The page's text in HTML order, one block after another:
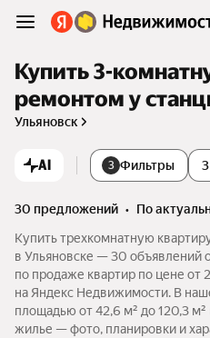
Купить 3-
ремонтом у
Ульяновск
AI 3 Фильтры
30 предложений •
по
Купить трехкомнатную
в Ульяновске — 30 объявлений
по продаже квартир по цене
на Яндекс Недвижимости. В
площадью от 42,6 м² до 120,3
жилье — фото, планировки и